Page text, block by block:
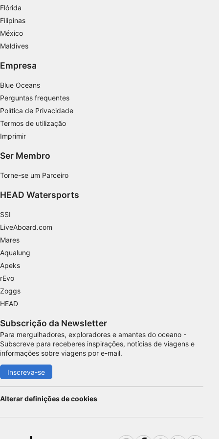
Flórida
Filipinas
México
Maldives
Empresa
Blue Oceans
Perguntas frequentes
Política de Privacidade
Termos de utilização
Imprimir
Ser Membro
Torne-se um Parceiro
HEAD Watersports
SSI
LiveAboard.com
Mares
Aqualung
Apeks
rEvo
Zoggs
HEAD
Subscrição da Newsletter
Para mergulhadores, exploradores e amantes do oceano -
Subscreve para receberes inspirações, notícias de viagens e
informações sobre viagens por e-mail.
Inscreva-se
Alterar definições de cookies
Usar perfis para selecionar conteúdo
personalizado
Medir o desempenho da publicidade
Medir o desempenho do conteúdo
Entender o público por meio de estatísticas
ou combinações de dados de fontes
diferentes.
Desenvolver e melhorar os serviços
conteúdo
Finalidades de processamento não IAB:
Necessário
Desempenho
Publicidade